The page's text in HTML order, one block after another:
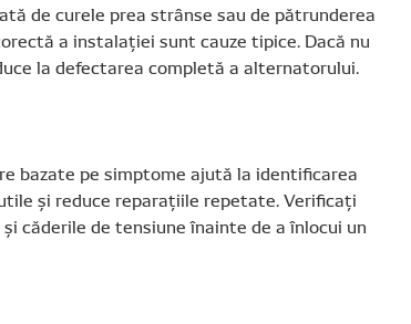
de curele prea strânse sau de pătrunderea
a instalației sunt cauze tipice. Dacă nu
la defectarea completă a alternatorului.
bazate pe simptome ajută la identificarea
și reduce reparațiile repetate. Verificați
căderile de tensiune înainte de a înlocui un